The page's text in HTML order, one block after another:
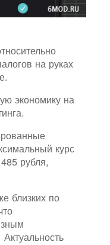
на руках
экономику на
курс
рубля,
близких по